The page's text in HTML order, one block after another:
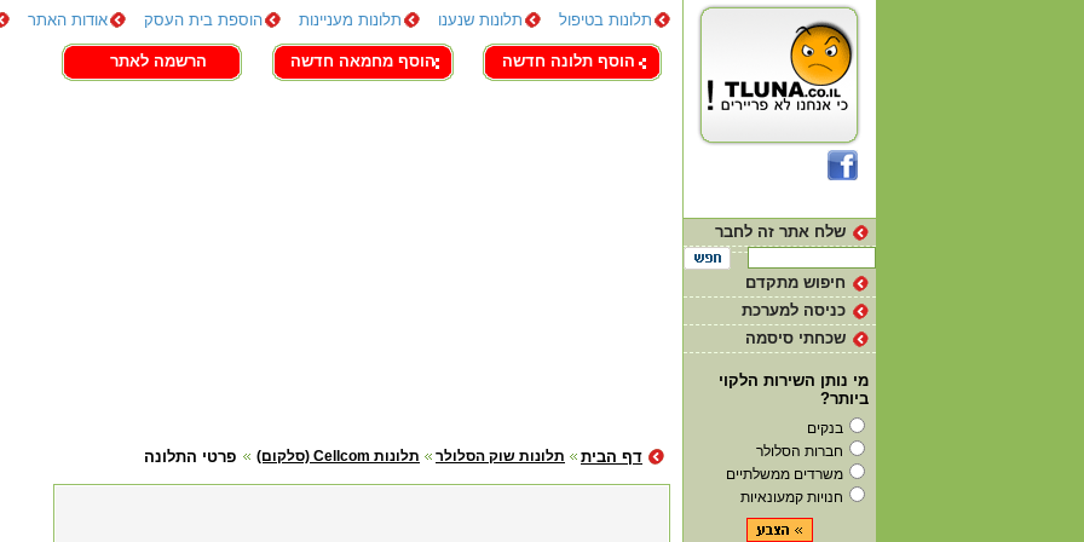
תלונות בטיפול תלונות שנענו תלונות מעניינות הוספת בית העסק אודות האתר
צור קשר
הוסף תלונה חדשה הוסף מחמאה חדשה הרשמה לאתר
פרטי התלונה תלונות Cellcom (סלקום) תלונות שוק הסלולר דף הבית
שלח אתר זה לחבר
חיפוש מתקדם
כניסה למערכת
שכחתי סיסמה
מי נותן השירות הלקוי
ביותר?
בנקים
חברות הסלולר
משרדים ממשלתיים
חנויות קמעונאיות